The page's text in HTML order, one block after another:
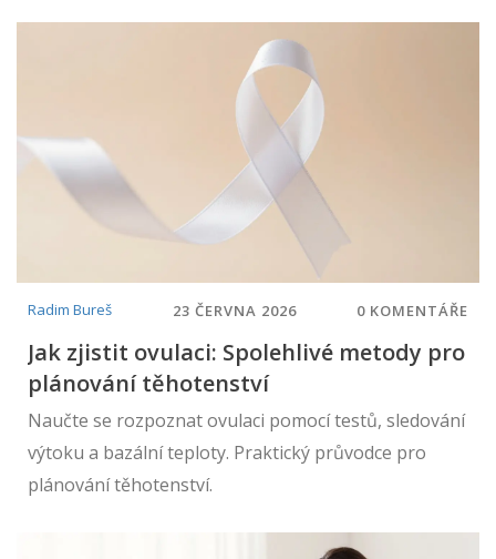
Radim Bureš 23 ČERVNA 2026 0 KOMENTÁŘE
Jak zjistit ovulaci: Spolehlivé metody pro
plánování těhotenství
Naučte se rozpoznat ovulaci pomocí testů, sledování
výtoku a bazální teploty. Praktický průvodce pro
plánování těhotenství.